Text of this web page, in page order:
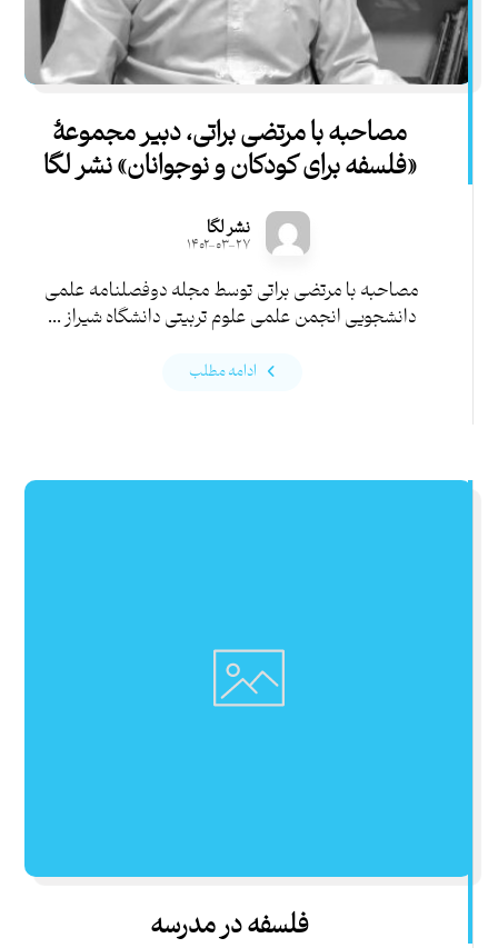
مصاحبه با مرتضی براتی، دبیر مجموعۀ
«فلسفه برای کودکان و نوجوانان» نشر لگا
نشر لگا
۱۴۰۲-۰۳-۲۷
مصاحبه با مرتضی براتی توسط مجله دوفصلنامه علمی
دانشجویی انجمن علمی علوم تربیتی دانشگاه شیراز ...
ادامه مطلب
فلسفه در مدرسه